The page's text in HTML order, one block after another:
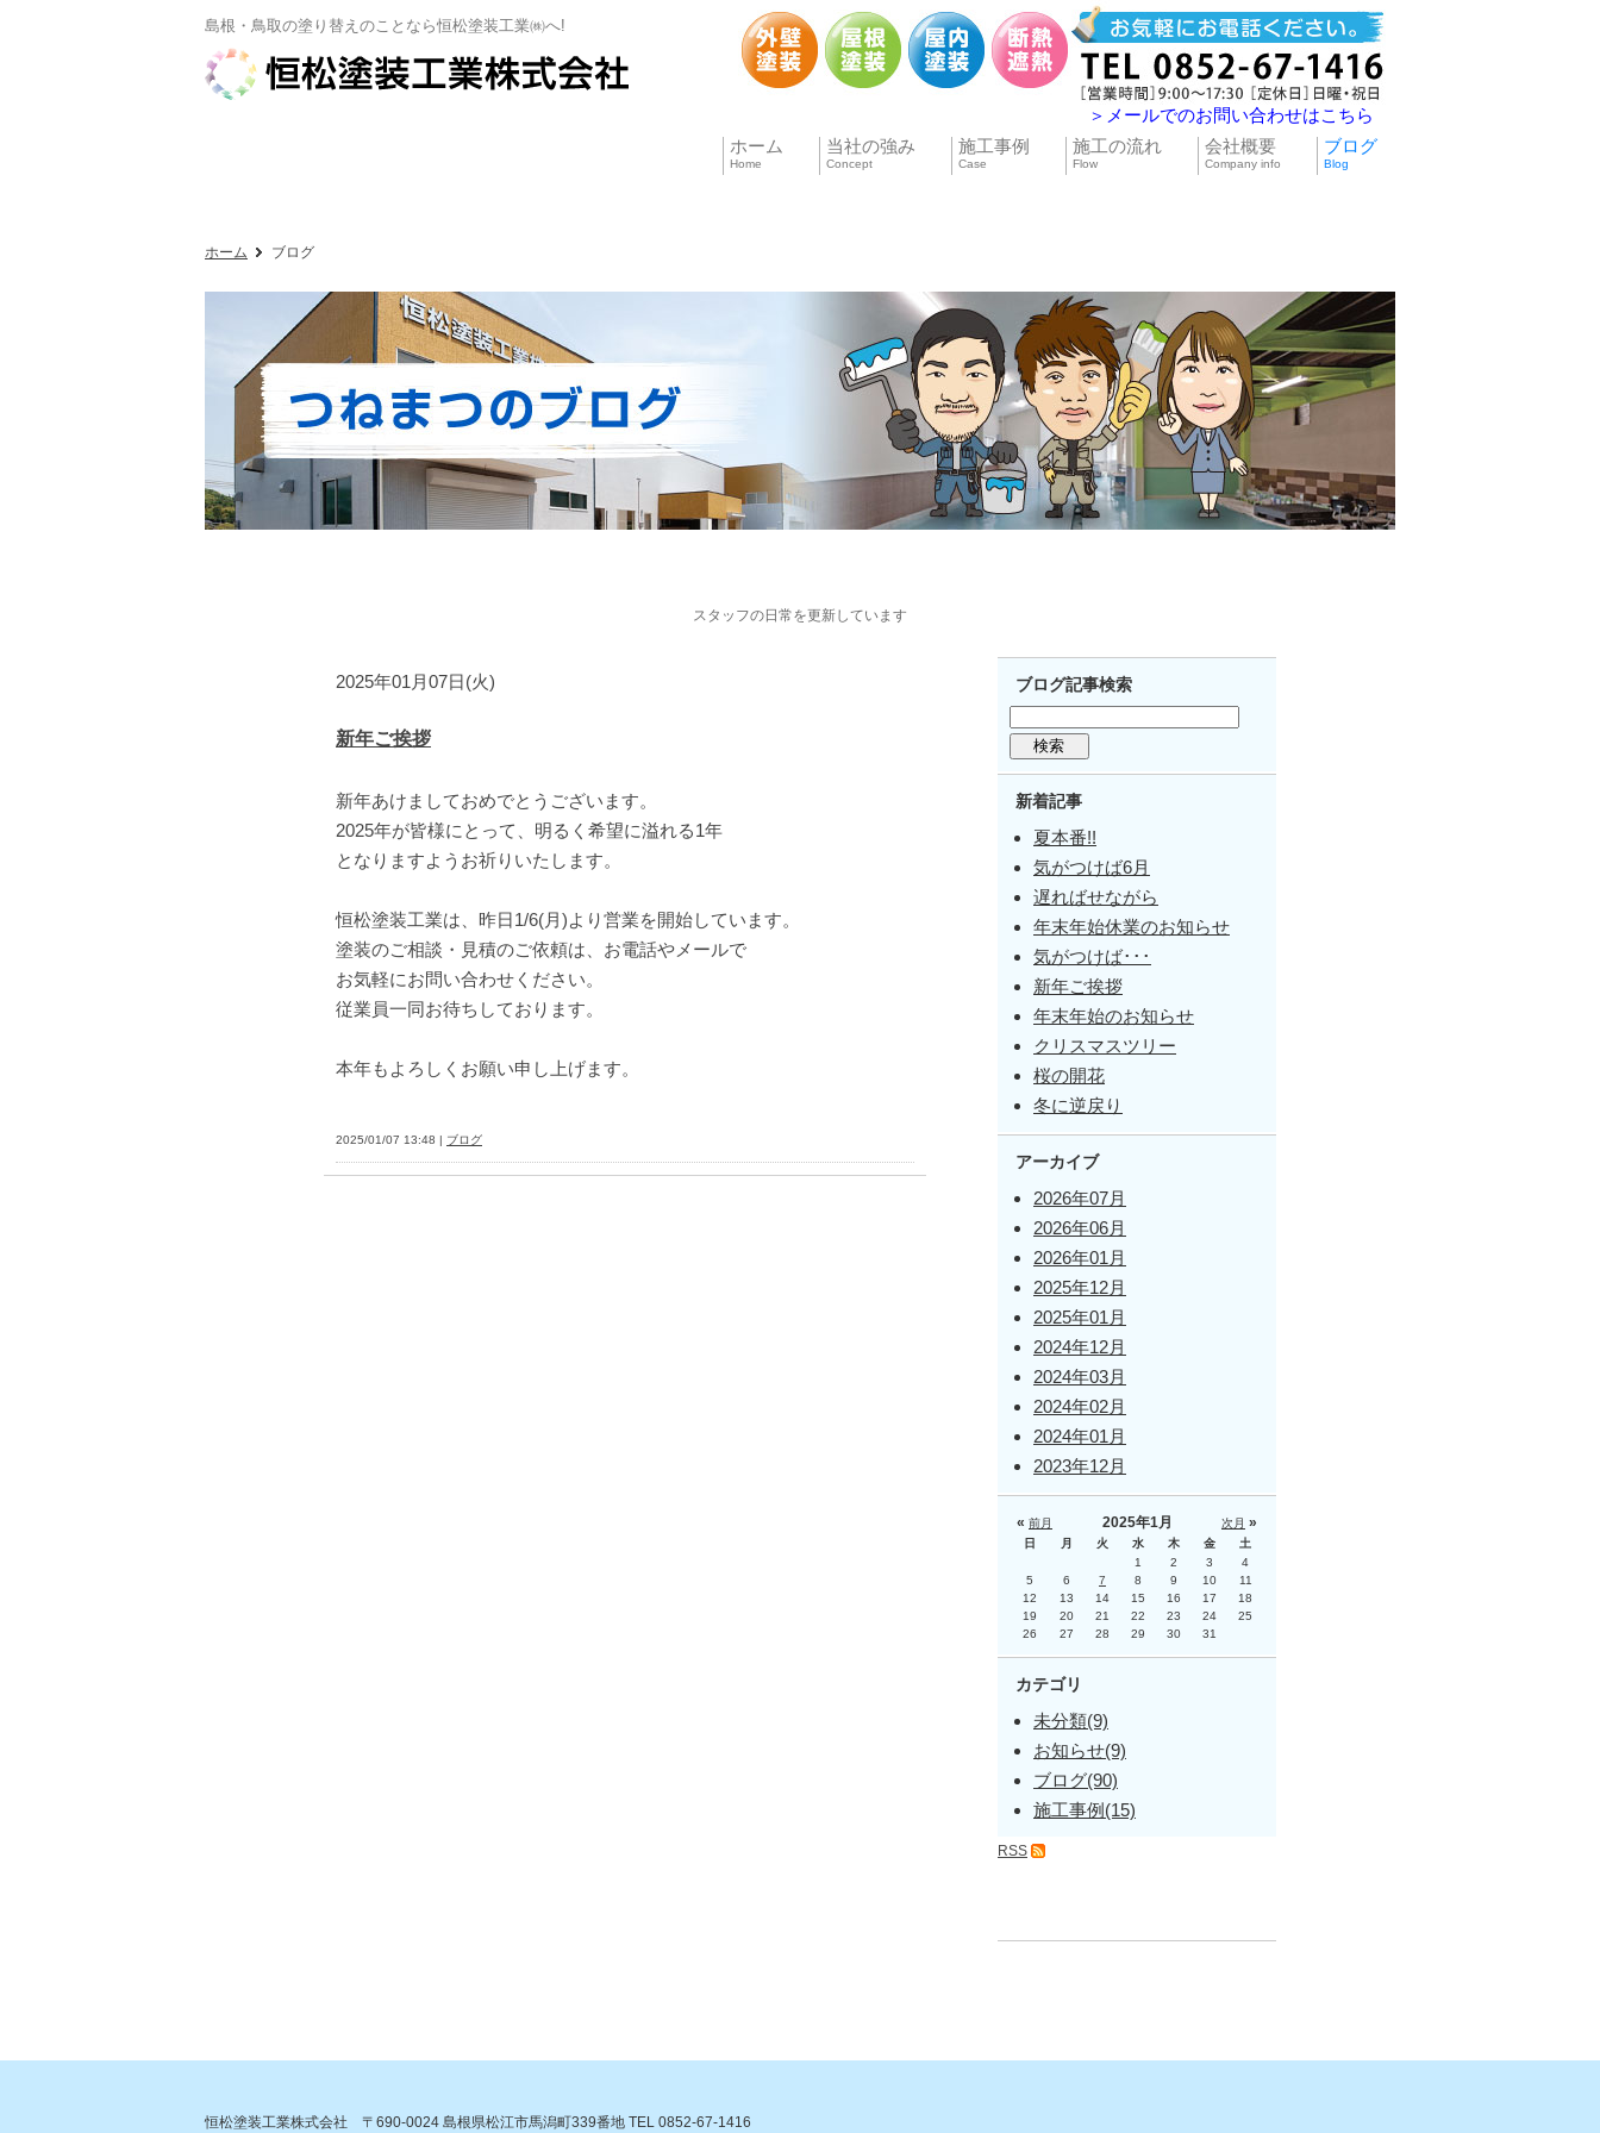
島根・鳥取の塗り替えのことなら恒松塗装工業㈱へ!
＞メールでのお問い合わせはこちら
ホーム
Home
当社の強み
Concept
施工事例
Case
施工の流れ
Flow
会社概要
Company info
ブログ
Blog
ホーム ブログ
スタッフの日常を更新しています
2025年01月07日(火)
新年ご挨拶
新年あけましておめでとうございます。
2025年が皆様にとって、明るく希望に溢れる1年
となりますようお祈りいたします。
恒松塗装工業は、昨日1/6(月)より営業を開始しています。
塗装のご相談・見積のご依頼は、お電話やメールで
お気軽にお問い合わせください。
従業員一同お待ちしております。
本年もよろしくお願い申し上げます。
2025/01/07 13:48 | ブログ
ブログ記事検索
新着記事
夏本番!!
気がつけば6月
遅ればせながら
年末年始休業のお知らせ
気がつけば･･･
新年ご挨拶
年末年始のお知らせ
クリスマスツリー
桜の開花
冬に逆戻り
アーカイブ
2026年07月
2026年06月
2026年01月
2025年12月
2025年01月
2024年12月
2024年03月
2024年02月
2024年01月
2023年12月
« 前月 次月 »
2025年1月
日 月 火 水 木 金
土
1
2 3
4
5
6 7 8 9 10
11
12
13 14 15 16 17
18
19
20 21 22 23 24
25
26
27 28 29 30 31
カテゴリ
未分類(9)
お知らせ(9)
ブログ(90)
施工事例(15)
RSS
恒松塗装工業株式会社 〒690-0024 島根県松江市馬潟町339番地 TEL 0852-67-1416